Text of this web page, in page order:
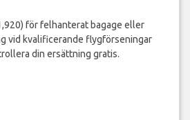
för felhanterat bagage eller
vid kvalificerande flygförseningar
din ersättning gratis.